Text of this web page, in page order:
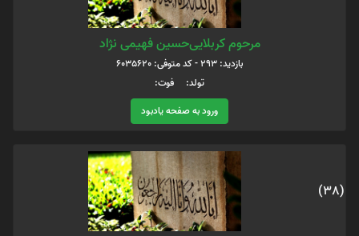
مرحوم کربلایی‌حسین فهیمی نژاد
بازدید: 293 - کد متوفی: 6035620
تولد: فوت:
ورود به صفحه یادبود
(38)